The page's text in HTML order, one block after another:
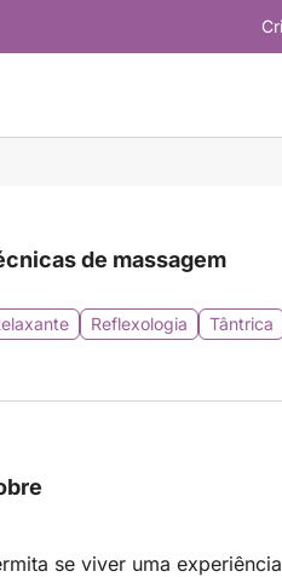
de massagem
Reflexologia Tântrica
se viver uma